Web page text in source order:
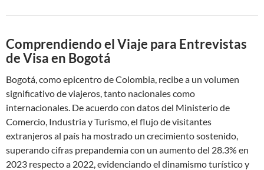
Comprendiendo el Viaje para Entrevistas
de Visa en Bogotá
Bogotá, como epicentro de Colombia, recibe a un volumen
significativo de viajeros, tanto nacionales como
internacionales. De acuerdo con datos del Ministerio de
Comercio, Industria y Turismo, el flujo de visitantes
extranjeros al país ha mostrado un crecimiento sostenido,
superando cifras prepandemia con un aumento del 28.3% en
2023 respecto a 2022, evidenciando el dinamismo turístico y